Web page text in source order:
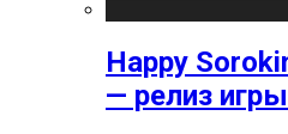
Happy
— релиз